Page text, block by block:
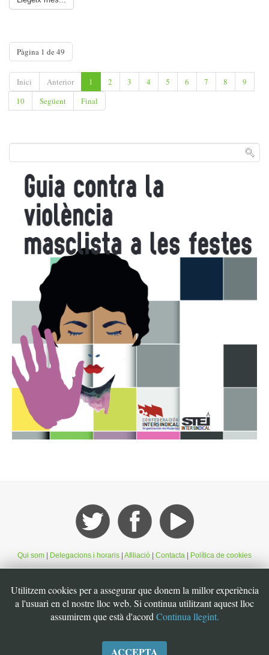
Pàgina 1 de 49
Inici Anterior 1 2 3 4 5 6 7 8
9
10
Següent Final
Qui som Delegacions i horaris Afiliació Contacta Política de cookies
©STEI Sindicat de treballadores i treballadors de les Illes Balears. C/ Jaume
Ferran, 56. 07004. Palma. Mallorca. Espanya. Telèfon: 34 971 901600. Inscrit
al registre de la DG de la Funció Pública de Presidència del Govern
d’Espanya, número 49. CIF: G07126956
Utilitzem cookies per a assegurar que donem la millor experiència
a l'usuari en el nostre lloc web. Si continua utilitzant aquest lloc
assumirem que està d'acord Continua llegint.
ACCEPTA